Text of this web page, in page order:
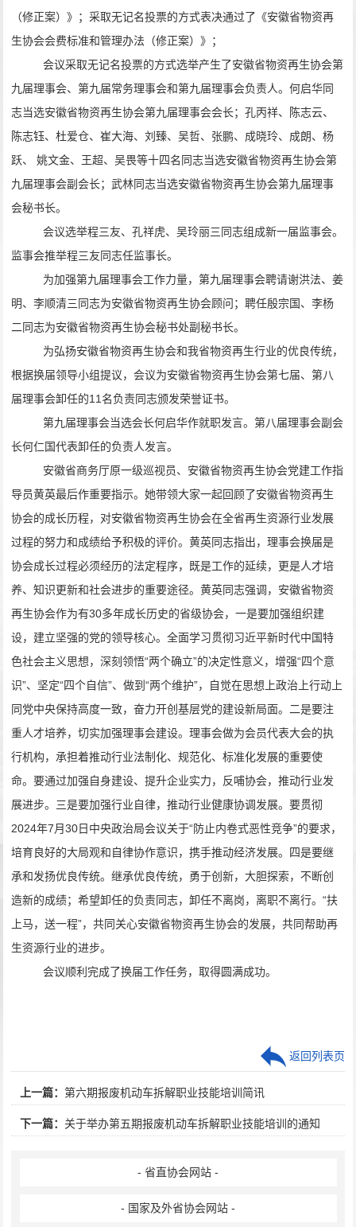
（修正案）》；采取无记名投票的方式表决通过了《安徽省物资再
生协会会费标准和管理办法（修正案）》；
会议采取无记名投票的方式选举产生了安徽省物资再生协会第
九届理事会、第九届常务理事会和第九届理事会负责人。何启华同
志当选安徽省物资再生协会第九届理事会会长；孔丙祥、陈志云、
陈志钰、杜爱仓、崔大海、刘臻、吴哲、张鹏、成晓玲、成朗、杨
跃、
姚文金、王超、吴畏等十四名同志当选安徽省物资再生协会第
九届理事会副会长；武林同志当选安徽省物资再生协会第九届理事
会秘书长。
会议选举程三友、孔祥虎、吴玲丽三同志组成新一届监事会。
监事会推举程三友同志任监事长。
为加强第九 届理事会工作力量，第九届理事会聘请谢洪法、姜
明、李顺清三同志为安徽省物资再生协会顾问；聘任殷宗国、李杨
二 同志为安徽省物资再生协会秘书处副秘书长。
为弘扬安徽省物资再生协会和我省物资再生行业的优良传统，
根据换届领导小组提议，会议为安徽省物资再生协会第七届、第八
届理事会卸任的11 名负责同志颁发荣誉证书。
第九届理事会当选会长何启华作就职发言。第八届理事会副会
长何仁国代表卸任的负责人发言。
安徽省商务厅原一级巡视员、安徽省物资再生协会党建工作指
导员黄英最后作重要指示。她带领大家一起回顾了安徽省物资再生
协会的成长历程，对安徽省物资再生协会在全省再生资源行业发展
过程的努力和成绩给予积极的评价。黄英同志指出，理事会换届是
协会成长过程必须经历的法定程序，既是工作的延续，更是人才培
养、知识更新和社会进步的重要途径。黄英同志强调，安徽省物资
再生协会作为有30多年成长历史的省级协会，一是要加强组织建
设，建立坚强的党的领导核心。全面学习贯彻习近平新时代中国特
色社会主义思想，深刻领悟“两个确立”的决定性意义，增强“四个意
识”、坚定“四个自信”、做到“两个维护”，自觉在思想上政治上行动上
同党中央保持高度一致，奋力开创基层党的建设新局面。 二是要注
重人才培养，切实加强理事会建设。理事会做为会员代表大会的执
行机构，承担着推动行业法制化、规范化、标准化发展的重要使
命。要通过加强自身建设、提升企业实力，反哺协会，推动行业发
展进步。三是要加强行业自律，推动行业健康协调发展。要贯彻
2024年7月30日中央政治局会议关于“防止内卷式恶性竞争”的要求，
培育良好的大局观和自律协作意识，携手推动经济发展。四是要继
承和发扬优良传统。继承优良传统，勇于创新，大胆探索，不断创
造新的成绩；希望卸任的负责同志，卸任不离岗，离职不离行。“扶
上马，送一程”，共同关心安徽省物资再生协会的发展，共同帮助再
生资源行业的进步。
会议顺利完成了换届工作任务，取得圆满成功。
上一篇： 第六期报废机动车拆解职业技能培训简讯
下一篇： 关于举办第五期报废机动车拆解职业技能培训的通知
返回列表页
- 省直协会网站 -
- 国家及外省协会网站 -